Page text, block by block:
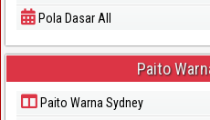
Pola Dasar All
Paito
Paito Warna Sydney